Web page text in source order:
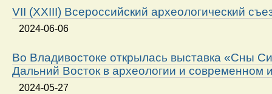
VII (XXIII) Всероссийский археологический
2024-06-06
Во Владивостоке открылась выставка «Сны
Дальний Восток в археологии и современном
2024-05-27